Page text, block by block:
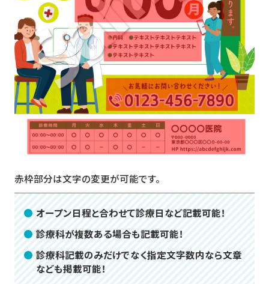
赤枠部分は文字の変更が可能です。
オープン日程と合わせて診療日など記載可能！
診療科が複数ある場合も記載可能！
診療科記載のみだけでなく指定文字数内なら文章
なども掲載可能！